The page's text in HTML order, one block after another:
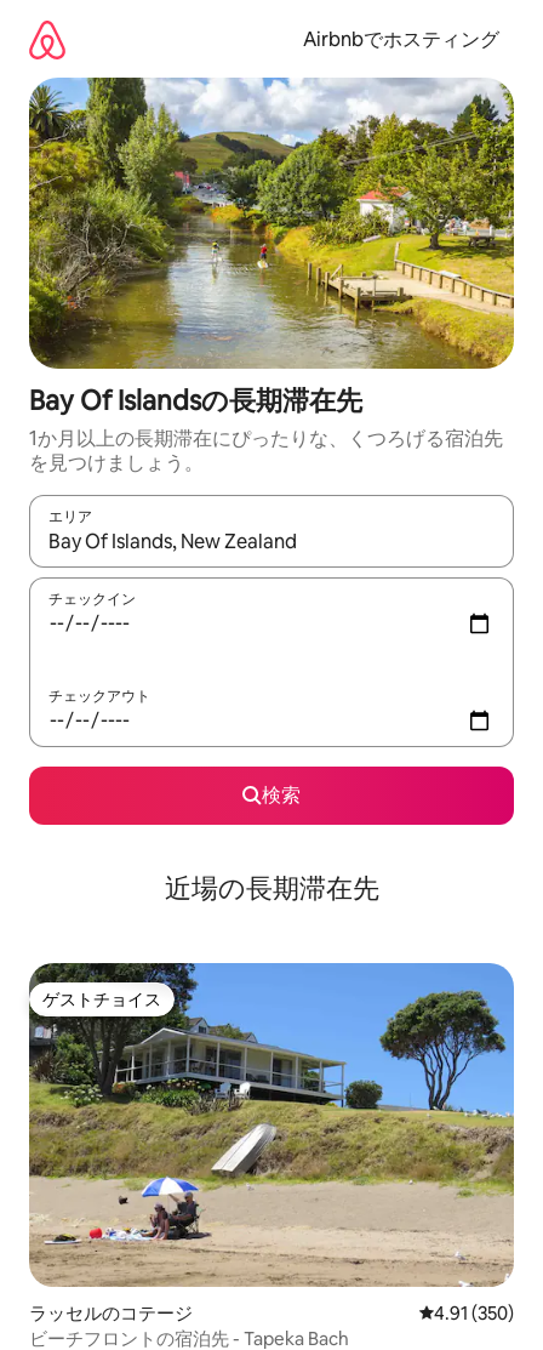
Airbnbでホスティング
Bay Of Islandsの長期滞在先
1か月以上の長期滞在にぴったりな、くつろげる宿泊先
を見つけましょう。
エリア
検索結果が表示されたら、上下の矢印キーを使って移動するか
チェックイン
チェックアウト
検索
近場の長期滞在先
ゲストチョイス
ゲストチョイス
ラッセルのコテージ レビュー350
4.91 (350)
ビーチフロントの宿泊先 - Tapeka Bach